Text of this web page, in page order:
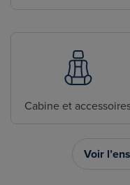
Cabine et
Voir